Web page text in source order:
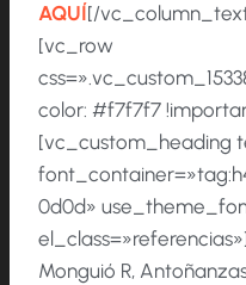
AQUÍ[/
[vc_row
color: #f7f7f7
[vc_custom_heading
0d0d»
Monguió R,